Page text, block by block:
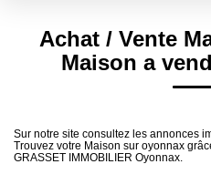
Plus de critères
Achat / Vente
Maison a
Sur notre site consultez les annonces
Trouvez votre Maison sur oyonnax
GRASSET IMMOBILIER Oyonnax.